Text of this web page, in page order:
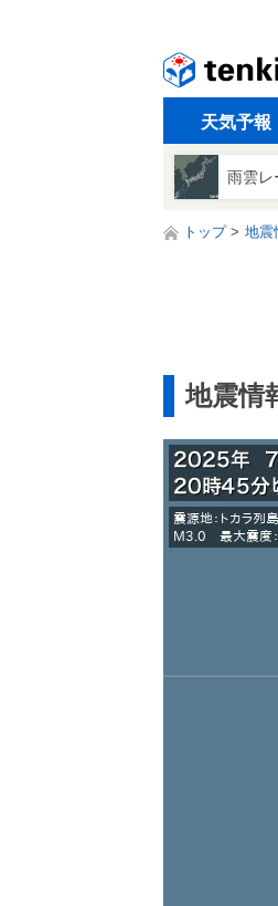
天気予報
雨雲レ
トップ 地震
地震情